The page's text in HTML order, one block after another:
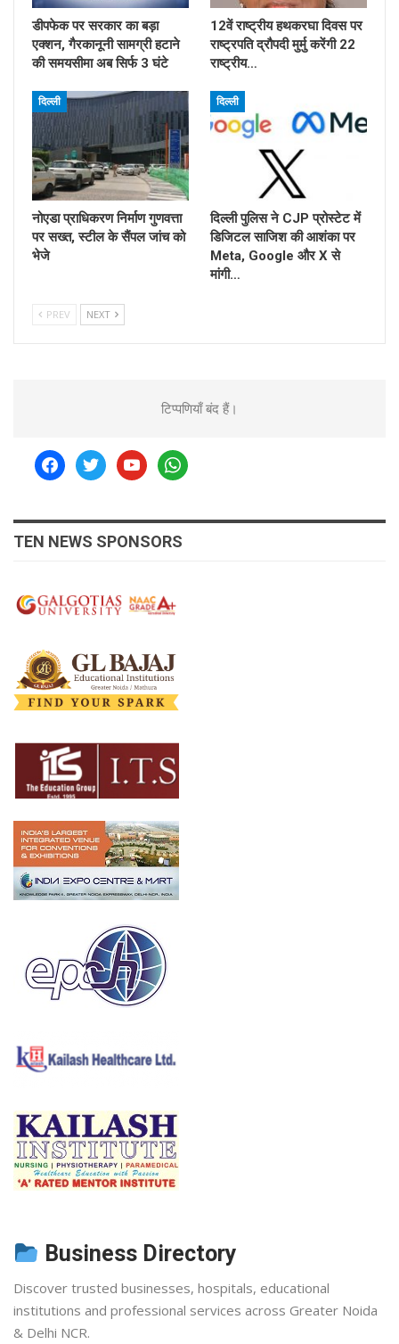
डीपफेक पर सरकार का बड़ा
एक्शन, गैरकानूनी सामग्री हटाने
की समयसीमा अब सिर्फ 3 घंटे
12वें राष्ट्रीय हथकरघा दिवस पर
राष्ट्रपति द्रौपदी मुर्मु करेंगी 22
राष्ट्रीय…
दिल्ली
नोएडा प्राधिकरण निर्माण गुणवत्ता
पर सख्त, स्टील के सैंपल जांच को
भेजे
दिल्ली
दिल्ली पुलिस ने CJP प्रोस्टेट में
डिजिटल साजिश की आशंका पर
Meta, Google और X से
मांगी…
PREV NEXT
टिप्पणियाँ बंद हैं।
facebooktwitteryoutubewhatsapp
TEN NEWS SPONSORS
Business Directory
Discover trusted businesses, hospitals, educational
institutions and professional services across Greater Noida
& Delhi NCR.